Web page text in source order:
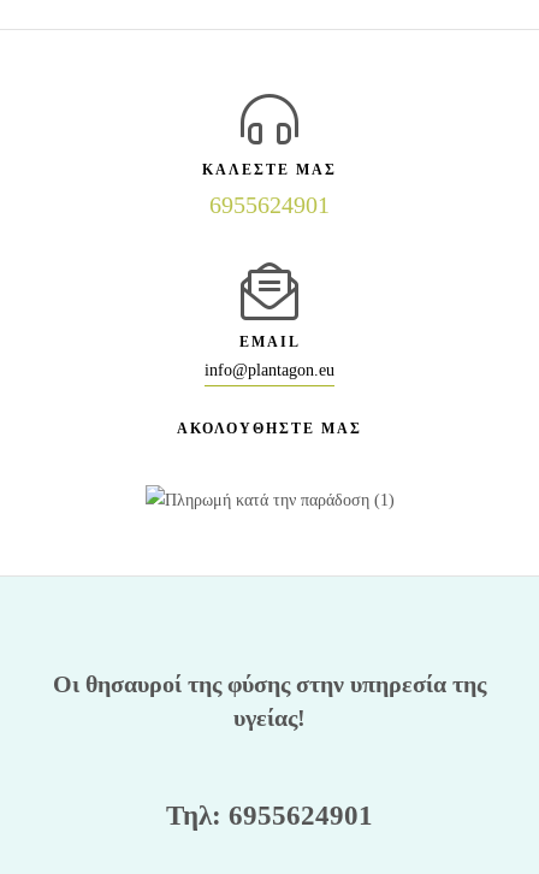
ΚΑΛΕΣΤΕ ΜΑΣ
6955624901
EMAIL
info@plantagon.eu
ΑΚΟΛΟΥΘΗΣΤΕ ΜΑΣ
Οι θησαυροί της φύσης στην υπηρεσία της
υγείας!
Τηλ: 6955624901